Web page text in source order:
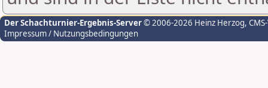
Der Schachturnier-Ergebnis-Server© 2006-2026 Heinz Herzog,
Impressum / Nutzungsbedingungen